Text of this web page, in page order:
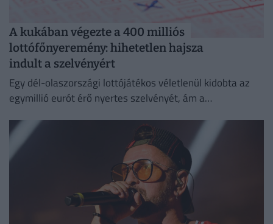
A kukában végezte a 400 milliós
lottófőnyeremény: hihetetlen hajsza
indult a szelvényért
Egy dél-olaszországi lottójátékos véletlenül kidobta az
egymillió eurót érő nyertes szelvényét, ám a
hulladékhegyben.